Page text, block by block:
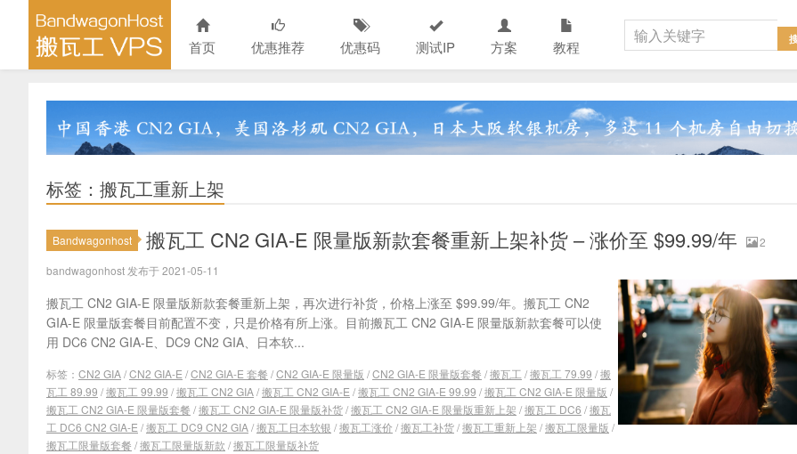
首页 优惠推荐 优惠码 测试IP 方案 教程
标签：搬瓦工重新上架
Bandwagonhost 搬瓦工 CN2 GIA-E 限量版新款套餐重新上架补货 – 涨价至 $99.99/年
2
bandwagonhost 发布于 2021-05-11
搬瓦工 CN2 GIA-E 限量版新款套餐重新上架，再次进行补货，价格上涨至 $99.99/年。搬瓦工 CN2
GIA-E 限量版套餐目前配置不变，只是价格有所上涨。目前搬瓦工 CN2 GIA-E 限量版新款套餐可以使
用 DC6 CN2 GIA-E、DC9 CN2 GIA、日本软...
标签： CN2 GIA/CN2 GIA-E /CN2 GIA-E 套餐 /CN2 GIA-E 限量版 /CN2 GIA-E 限量版套餐 /搬瓦工 /搬瓦工 79.99 /搬
瓦工 89.99 /搬瓦工 99.99 /搬瓦工 CN2 GIA/搬瓦工 CN2 GIA-E /搬瓦工 CN2 GIA-E 99.99 /搬瓦工 CN2 GIA-E 限量版 /
搬瓦工 CN2 GIA-E 限量版套餐 /搬瓦工 CN2 GIA-E 限量版补货/搬瓦工 CN2 GIA-E 限量版重新上架 /搬瓦工 DC6 /搬瓦
工 DC6 CN2 GIA-E /搬瓦工 DC9 CN2 GIA/搬瓦工日本软银 /搬瓦工涨价 /搬瓦工补货/搬瓦工重新上架 /搬瓦工限量版 /
搬瓦工限量版套餐 /搬瓦工限量版新款 /搬瓦工限量版补货